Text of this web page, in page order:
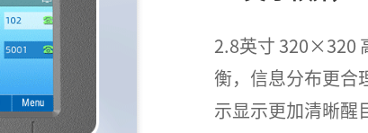
2.8英寸 320×320
衡，信息分布更合
示显示更加清晰醒